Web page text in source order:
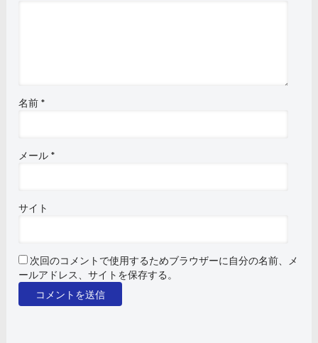
名前 *
メール *
サイト
次回のコメントで使用するためブラウザーに自分の名前、メ
ールアドレス、サイトを保存する。